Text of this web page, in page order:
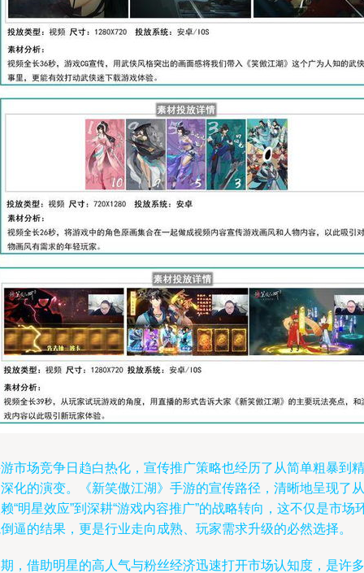
市场竞争日趋白热化，宣传推广策略也经历了从简单粗暴到精
化的演变。《新笑傲江湖》手游的宣传路径，清晰地呈现了从
“明星效应”到深耕“游戏内容推广”的战略转向，这不仅是市场
逼的结果，更是行业走向成熟、玩家需求升级的必然选择。
，借助明星的高人气与粉丝经济迅速打开市场认知度，是许多